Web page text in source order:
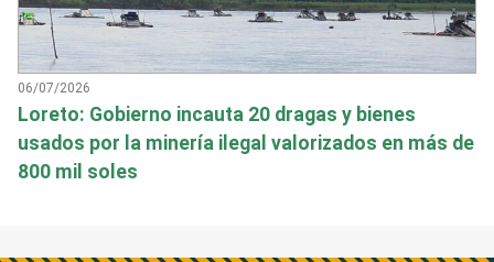
06/07/2026
Loreto: Gobierno incauta 20 dragas y bienes
usados por la minería ilegal valorizados en más de
800 mil soles